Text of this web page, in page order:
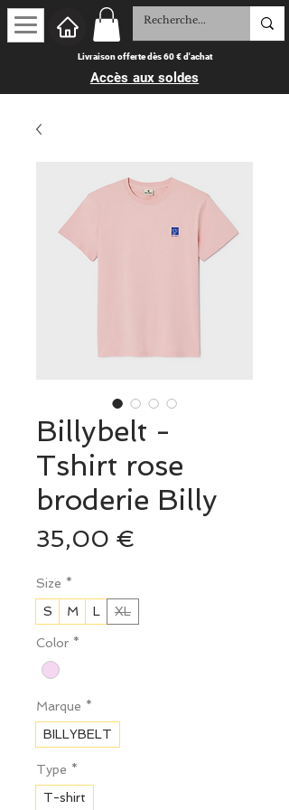
Livraison offerte dès 60 € d'achat
Accès aux soldes
Billybelt -
Tshirt rose
broderie Billy
35,00 €
Size *
S
M L XL
Color *
Marque *
BILLYBELT
Type *
T-shirt